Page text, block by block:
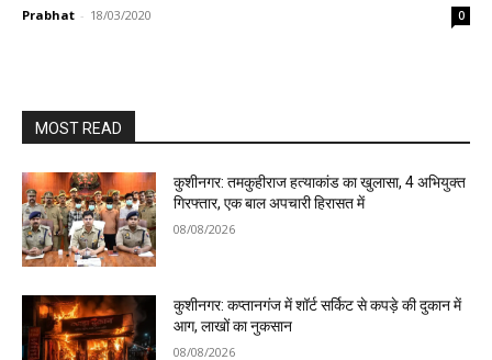
Prabhat - 18/03/2020 0
MOST READ
कुशीनगर: तमकुहीराज हत्याकांड का खुलासा, 4 अभियुक्त
गिरफ्तार, एक बाल अपचारी हिरासत में
08/08/2026
कुशीनगर: कप्तानगंज में शॉर्ट सर्किट से कपड़े की दुकान में
आग, लाखों का नुकसान
08/08/2026